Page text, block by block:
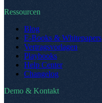
Ressourcen
Blog
E-Books & Whitepapers
Vertragsvorlagen
Playbooks
Help Center
Changelog
Demo & Kontakt